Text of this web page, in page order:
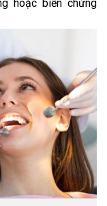
hoặc biến chứng